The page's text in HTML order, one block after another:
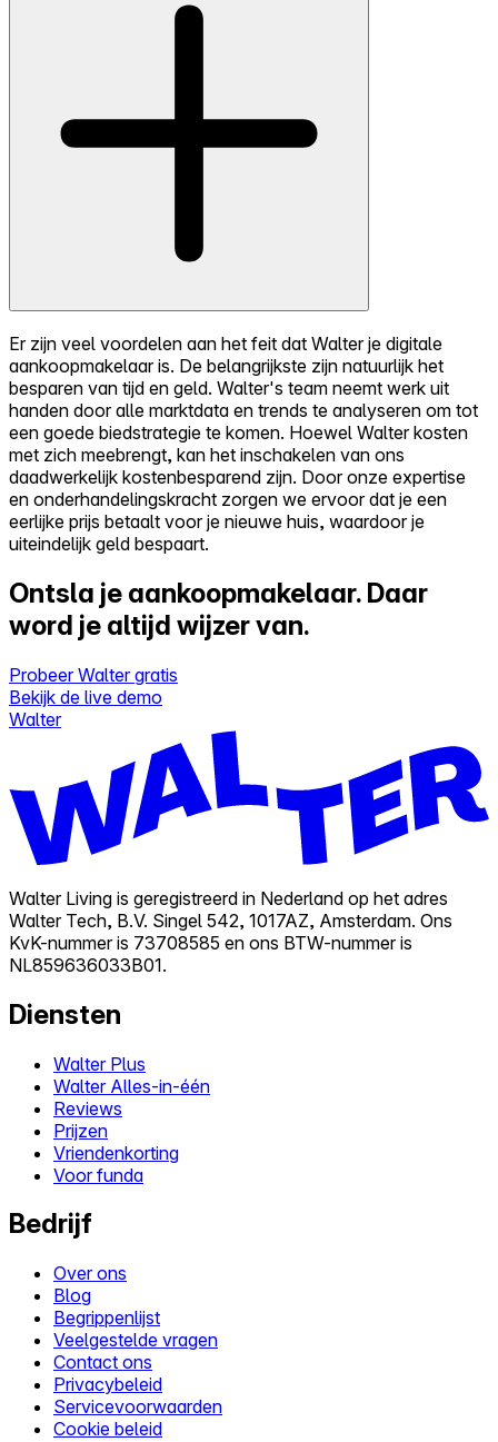
Er zijn veel voordelen aan het feit dat Walter je digitale
aankoopmakelaar is. De belangrijkste zijn natuurlijk het
besparen van tijd en geld. Walter's team neemt werk uit
handen door alle marktdata en trends te analyseren om tot
een goede biedstrategie te komen. Hoewel Walter kosten
met zich meebrengt, kan het inschakelen van ons
daadwerkelijk kostenbesparend zijn. Door onze expertise
en onderhandelingskracht zorgen we ervoor dat je een
eerlijke prijs betaalt voor je nieuwe huis, waardoor je
uiteindelijk geld bespaart.
Ontsla je aankoopmakelaar. Daar
word je altijd wijzer van.
Probeer Walter gratis
Bekijk de live demo
Walter
Walter Living is geregistreerd in Nederland op het adres
Walter Tech, B.V. Singel 542, 1017AZ, Amsterdam. Ons
KvK-nummer is 73708585 en ons BTW-nummer is
NL859636033B01.
Diensten
Walter Plus
Walter Alles-in-één
Reviews
Prijzen
Vriendenkorting
Voor funda
Bedrijf
Over ons
Blog
Begrippenlijst
Veelgestelde vragen
Contact ons
Privacybeleid
Servicevoorwaarden
Cookie beleid